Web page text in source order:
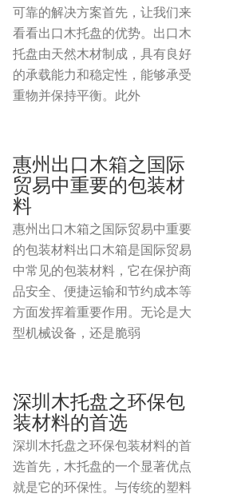
可靠的解决方案首先，让我们来
看看出口木托盘的优势。出口木
托盘由天然木材制成，具有良好
的承载能力和稳定性，能够承受
重物并保持平衡。此外
惠州出口木箱之国际
贸易中重要的包装材
料
惠州出口木箱之国际贸易中重要
的包装材料出口木箱是国际贸易
中常见的包装材料，它在保护商
品安全、便捷运输和节约成本等
方面发挥着重要作用。无论是大
型机械设备，还是脆弱
深圳木托盘之环保包
装材料的首选
深圳木托盘之环保包装材料的首
选首先，木托盘的一个显著优点
就是它的环保性。与传统的塑料